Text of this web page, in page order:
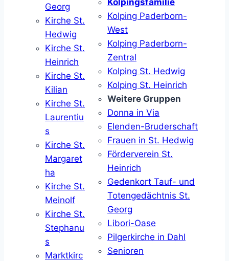
Georg
Kirche St.
Hedwig
Kirche St.
Heinrich
Kirche St.
Kilian
Kirche St.
Laurentiu
s
Kirche St.
Margaret
ha
Kirche St.
Meinolf
Kirche St.
Stephanu
s
Marktkirc
Kolpingsfamilie
Kolping Paderborn-
West
Kolping Paderborn-
Zentral
Kolping St. Hedwig
Kolping St. Heinrich
Weitere Gruppen
Donna in Via
Elenden-Bruderschaft
Frauen in St. Hedwig
Förderverein St.
Heinrich
Gedenkort Tauf- und
Totengedächtnis St.
Georg
Libori-Oase
Pilgerkirche in Dahl
Senioren